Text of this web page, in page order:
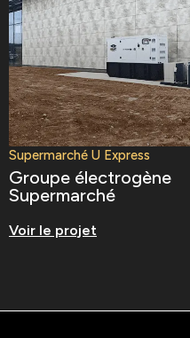
Supermarché U Express
Groupe électrogène
Supermarché
Voir le projet